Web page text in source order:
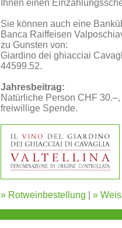
Ihnen einen
Sie können auch eine
Banca Raiffeisen
zu Gunsten von:
Giardino dei ghiacciai
44599.52.
Jahresbeitrag:
Natürliche Person CHF
freiwillige Spende.
» Rotweinbestellung »